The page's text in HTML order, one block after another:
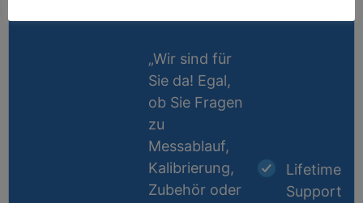
„Wir sind für
Sie da! Egal,
ob Sie Fragen
zu
Messablauf,
Kalibrierung,
Zubehör oder
Lifetime
Support